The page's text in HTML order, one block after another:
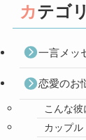
カテゴ
一言メッ
恋愛のお
こんな
カップル